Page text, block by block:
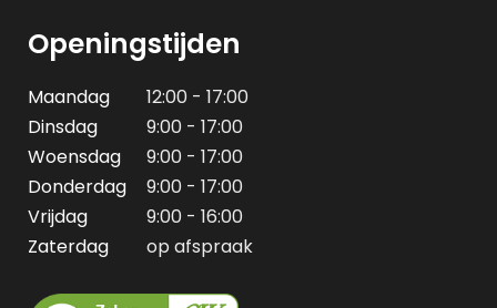
Openingstijden
Maandag
12:00 - 17:00
Dinsdag
9:00 - 17:00
Woensdag
9:00 - 17:00
Donderdag
9:00 - 17:00
Vrijdag
9:00 - 16:00
Zaterdag
op afspraak